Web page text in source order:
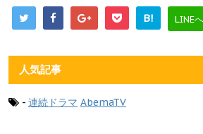
B! LINE
人気記事
- 連続ドラマ AbemaTV